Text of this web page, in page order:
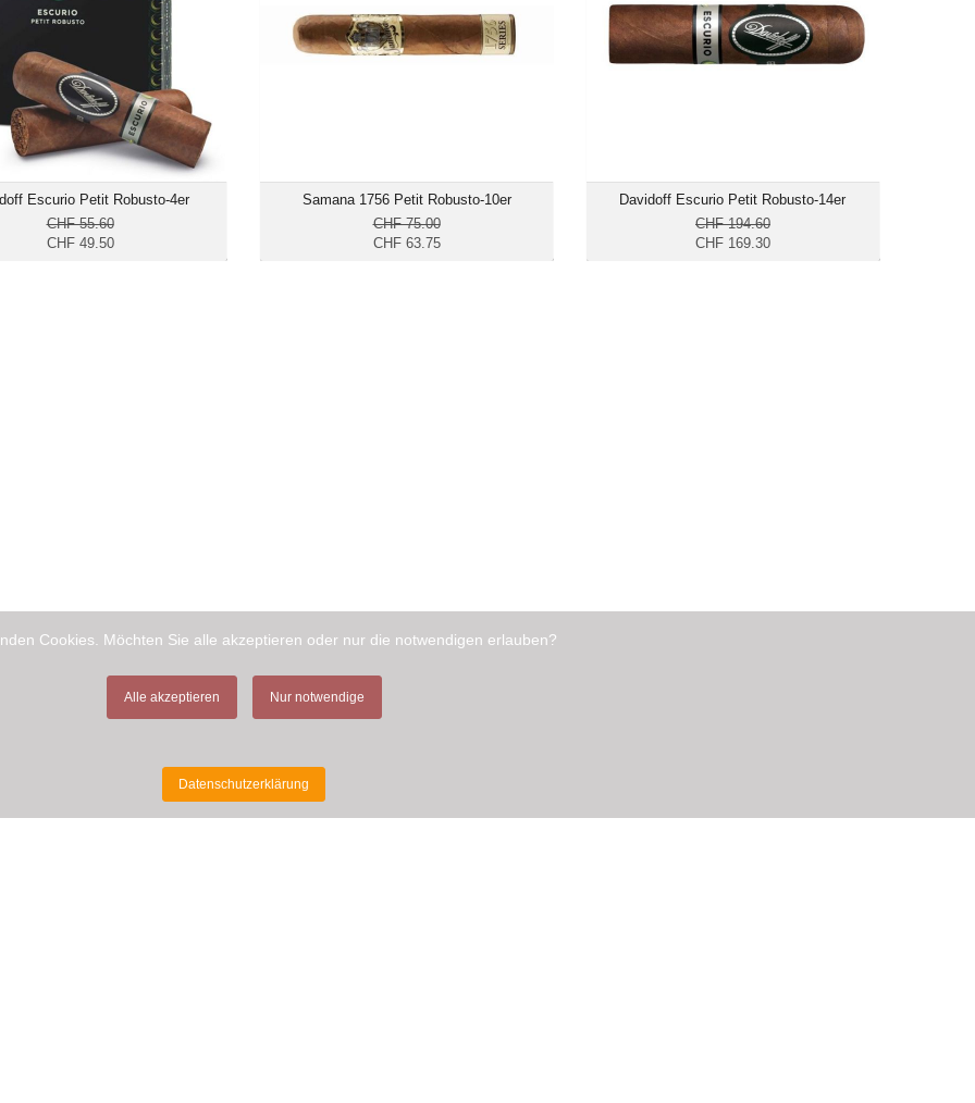
Escurio Petit Robusto-4er
CHF 55.60
CHF 49.50
Ringmass: 50
Länge: 8.3
mittelkräftig bis kräftig
Samana 1756 Petit Robusto-10er
CHF 75.00
CHF 63.75
Ringmass: 48
Länge: 10.8
mild bis mittelkräftig
Davidoff Escurio Petit Robusto-14er
CHF 194.60
CHF 169.30
Ringmass: 50
Länge: 8.3
mittelkräftig bis kräftig
Cookies. Möchten Sie alle akzeptieren oder nur die notwendigen erlauben?
Alle akzeptieren Nur notwendige
Datenschutzerklärung